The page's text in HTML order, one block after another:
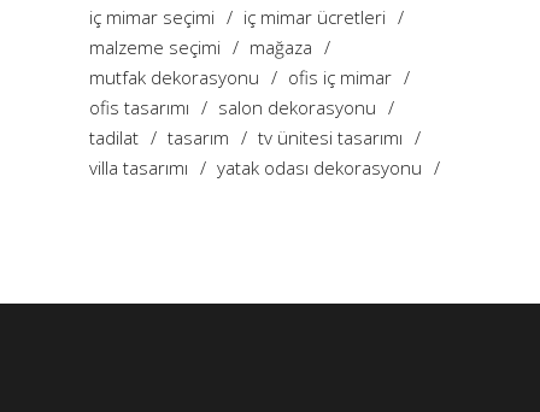
iç mimar seçimi
iç mimar ücretleri
malzeme seçimi
mağaza
mutfak dekorasyonu
ofis iç mimar
ofis tasarımı
salon dekorasyonu
tadilat
tasarım
tv ünitesi tasarımı
villa tasarımı
yatak odası dekorasyonu